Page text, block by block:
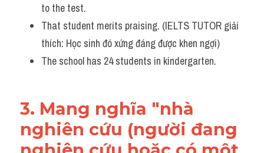
to the test.
That student merits praising. (IELTS TUTOR giải
thích: Học sinh đó xứng đáng được khen ngợi)
The school has 24 students in kindergarten.
3. Mang nghĩa "nhà
nghiên cứu (người đang